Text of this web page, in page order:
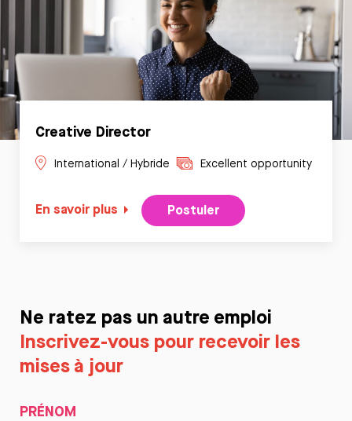
Creative Director
International / Hybride Excellent opportunity
En savoir plus Postuler
Ne ratez pas un autre emploi
Inscrivez-vous pour recevoir les
mises à jour
PRÉNOM